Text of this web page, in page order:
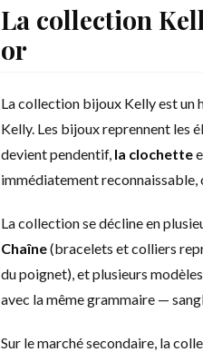
La collection
or
La collection bijoux Kelly est un
Kelly. Les bijoux reprennent les
devient pendentif, la clochette
immédiatement reconnaissable,
La collection se décline en
Chaîne(bracelets et colliers
du poignet), et plusieurs
avec la même grammaire —
Sur le marché secondaire, la